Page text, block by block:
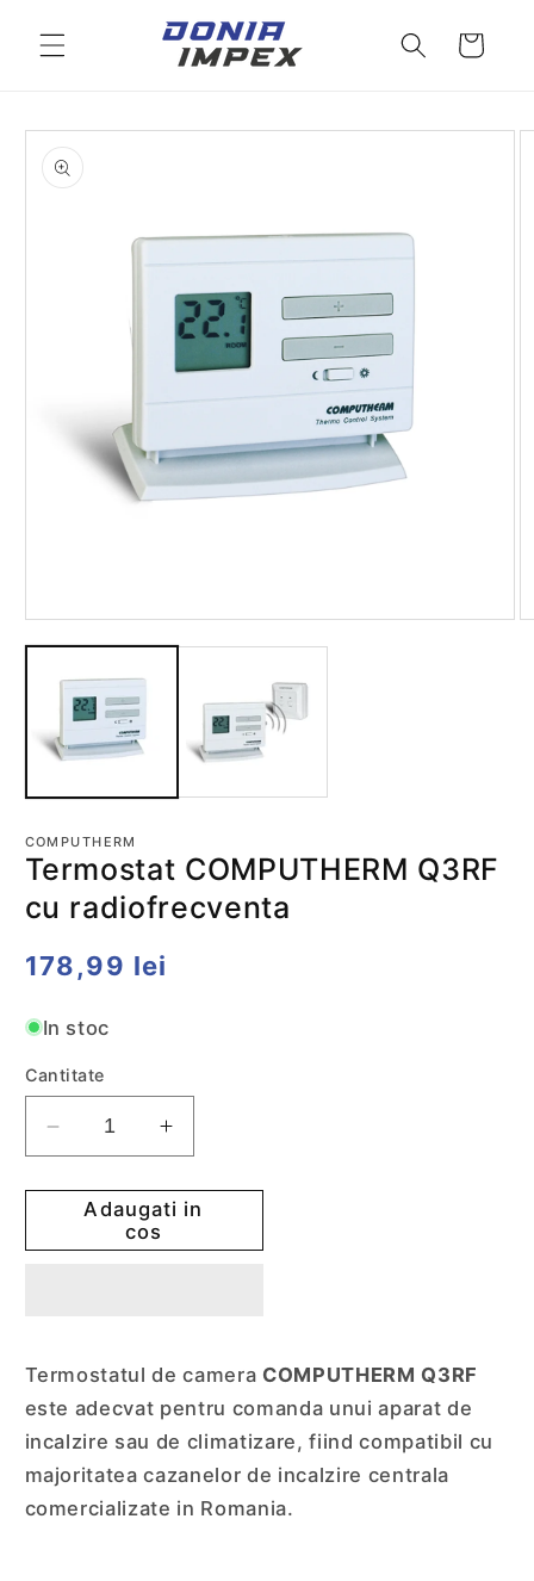
conținut
Cos
informațiile
despre
produs
conținutul
fereastră
modală
COMPUTHERM
Termostat COMPUTHERM Q3RF
cu radiofrecventa
Preț
178,99 lei
In stoc
Cantitate
Reduceti
cantitatea
pentru
Termostat
COMPUTHERM
Cresteti
cantitatea
pentru
Termostat
COMPUTHERM
Adaugati in
cos
Termostatul de camera COMPUTHERM Q3RF
este adecvat pentru comanda unui aparat de
incalzire sau de climatizare, fiind compatibil cu
majoritatea cazanelor de incalzire centrala
comercializate in Romania.